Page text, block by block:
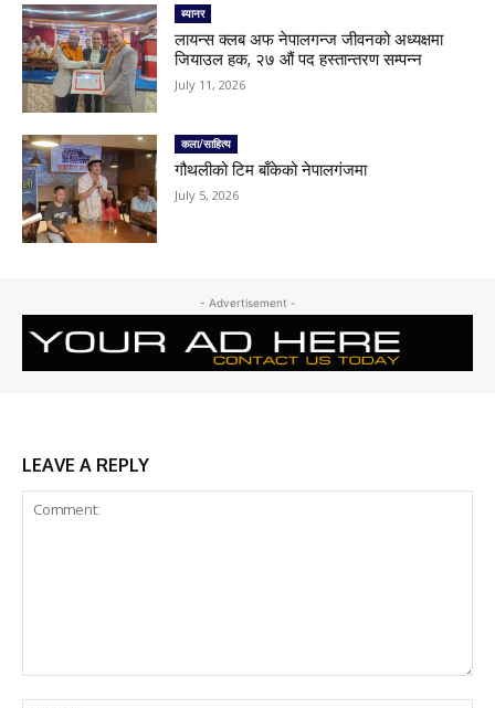
ब्यानर
लायन्स क्लब अफ नेपालगन्ज जीवनको अध्यक्षमा
जियाउल हक, २७ औं पद हस्तान्तरण सम्पन्न
July 11, 2026
कला/साहित्य
गौथलीको टिम बाँकेको नेपालगंजमा
July 5, 2026
- Advertisement -
LEAVE A REPLY